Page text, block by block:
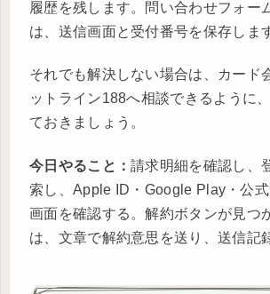
履歴を残します。問い合わせフォー
は、送信画面と受付番号を保存しま
それでも解決しない場合は、カード
ットライン188へ相談できるように
ておきましょう。
今日やること：請求明細を確認し、
索し、Apple ID・Google Play・公
画面を確認する。解約ボタンが見つ
は、文章で解約意思を送り、送信記